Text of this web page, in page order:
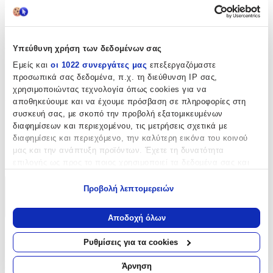
Υπεύθυνη χρήση των δεδομένων σας
Εμείς και οι 1022 συνεργάτες μας επεξεργαζόμαστε
προσωπικά σας δεδομένα, π.χ. τη διεύθυνση IP σας,
χρησιμοποιώντας τεχνολογία όπως cookies για να
αποθηκεύουμε και να έχουμε πρόσβαση σε πληροφορίες στη
συσκευή σας, με σκοπό την προβολή εξατομικευμένων
διαφημίσεων και περιεχομένου, τις μετρήσεις σχετικά με
διαφημίσεις και περιεχόμενο, την καλύτερη εικόνα του κοινού
μας και την ανάπτυξη προϊόντων. Έχετε τη δυνατότητα
Να συλλέξουμε πληροφορίες σχετικά με τη γεωγραφική
σας τοποθεσία, οι οποίες μπορεί να είναι ακριβείς σε
απόσταση μερικών μέτρων
Να αναγνωρίσουμε τη συσκευή σας σαρώνοντας ενεργά
για συγκεκριμένα χαρακτηριστικά (δακτυλικό αποτύπωμα)
Προβολή λεπτομερειών
Αποδοχή όλων
Ρυθμίσεις για τα cookies
Άρνηση
56
Διαστάσεις:
21x14
cm
Χαρτί Εξωφύλλου:
Μαλακό Εξώφυλλο
ISBN:
Χαρακτηριστικά